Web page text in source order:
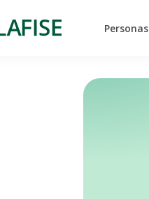
Personas